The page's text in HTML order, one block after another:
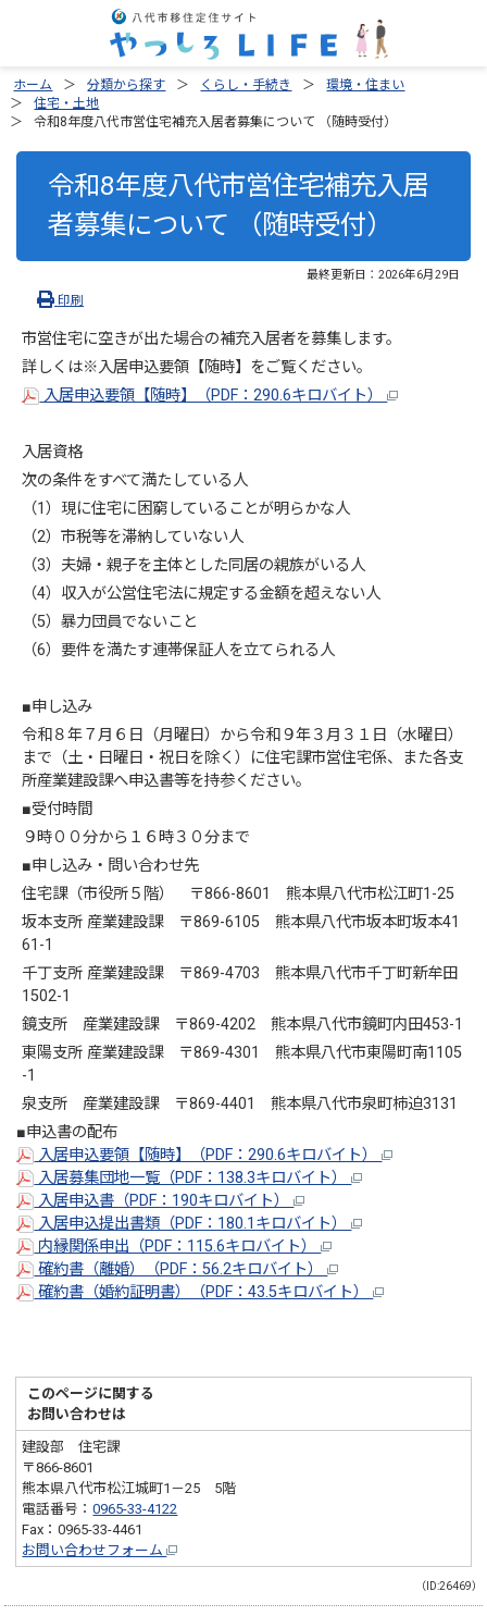
ホーム 分類から探す くらし・手続き
環境・住まい
住宅・土地
令和8年度八代市営住宅補充入居者募集について （随時受付）
令和8年度八代市営住宅補充入居
者募集について （随時受付）
最終更新日： 2026年6月29日
印刷
市営住宅に空きが出た場合の補充入居者を募集します。
詳しくは※入居申込要領【随時】をご覧ください。
入居申込要領【随時】（PDF：290.6キロバイト）
入居資格
次の条件をすべて満たしている人
（1）現に住宅に困窮していることが明らかな人
（2）市税等を滞納していない人
（3）夫婦・親子を主体とした同居の親族がいる人
（4）収入が公営住宅法に規定する金額を超えない人
（5）暴力団員でないこと
（6）要件を満たす連帯保証人を立てられる人
■申し込み
令和８年７月６日（月曜日）から令和９年３月３１日（水曜日）
まで（土・日曜日・祝日を除く）に住宅課市営住宅係、また各支
所産業建設課へ申込書等を持参ください。
■受付時間
９時００分から１６時３０分まで
■申し込み・問い合わせ先
住宅課（市役所５階） 〒866-8601 熊本県八代市松江町1-25
坂本支所 産業建設課 〒869-6105 熊本県八代市坂本町坂本41
61-1
千丁支所 産業建設課 〒869-4703 熊本県八代市千丁町新牟田
1502-1
鏡支所 産業建設課 〒869-4202 熊本県八代市鏡町内田453-1
東陽支所 産業建設課 〒869-4301 熊本県八代市東陽町南1105
-1
泉支所 産業建設課 〒869-4401 熊本県八代市泉町柿迫3131
■申込書の配布
入居申込要領【随時】（PDF：290.6キロバイト）
入居募集団地一覧（PDF：138.3キロバイト）
入居申込書（PDF：190キロバイト）
入居申込提出書類（PDF：180.1キロバイト）
内縁関係申出（PDF：115.6キロバイト）
確約書（離婚）（PDF：56.2キロバイト）
確約書（婚約証明書）（PDF：43.5キロバイト）
このページに関する
お問い合わせは
建設部 住宅課
〒866-8601
熊本県八代市松江城町1－25 5階
電話番号：0965-33-4122
Fax：0965-33-4461
お問い合わせフォーム
（ID:26469）